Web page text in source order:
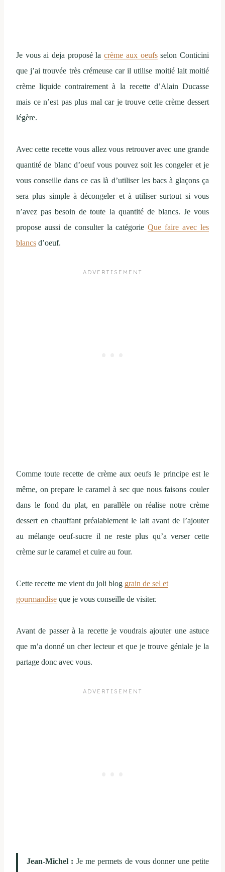
Je vous ai deja proposé lacrème aux oeufsselon Conticini
que j’ai trouvée très crémeuse car il utilise moitié lait moitié
crème liquide contrairement à la recette d’Alain Ducasse
mais ce n’est pas plus mal car je trouve cette crème dessert
légère.
Avec cette recette vous allez vous retrouver avec une grande
quantité de blanc d’oeuf vous pouvez soit les congeler et je
vous conseille dans ce cas là d’utiliser les bacs à glaçons ça
sera plus simple à décongeler et à utiliser surtout si vous
n’avez pas besoin de toute la quantité de blancs. Je vous
propose aussi de consulter la catégorieQue faire avec les
blancs d’oeuf.
Comme toute recette de crème aux oeufs le principe est le
même, on prepare le caramel à sec que nous faisons couler
dans le fond du plat, en parallèle on réalise notre crème
dessert en chauffant préalablement le lait avant de l’ajouter
au mélange oeuf-sucre il ne reste plus qu’a verser cette
crème sur le caramel et cuire au four.
Cette recette me vient du joli blog grain de sel et
gourmandise que je vous conseille de visiter.
Avant de passer à la recette je voudrais ajouter une astuce
que m’a donné un cher lecteur et que je trouve géniale je la
partage donc avec vous.
Jean-Michel : Je me permets de vous donner une petite